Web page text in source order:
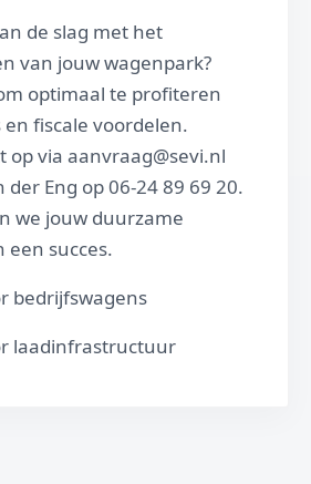
de slag met het
van jouw wagenpark?
optimaal te profiteren
fiscale voordelen.
op via aanvraag@sevi.nl
der Eng op 06-24 89 69 20.
we jouw duurzame
succes.
bedrijfswagens
laadinfrastructuur